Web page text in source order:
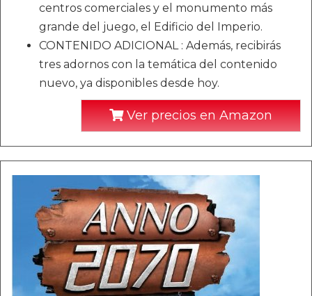
centros comerciales y el monumento más
grande del juego, el Edificio del Imperio.
CONTENIDO ADICIONAL : Además, recibirás
tres adornos con la temática del contenido
nuevo, ya disponibles desde hoy.
Ver precios en Amazon